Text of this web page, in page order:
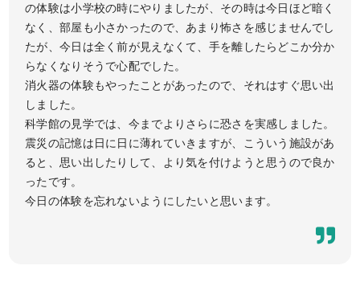
の体験は小学校の時にやりましたが、その時は今日ほど暗く
なく、部屋も小さかったので、あまり怖さを感じませんでし
たが、今日は全く前が見えなくて、手を離したらどこか分か
らなくなりそうで心配でした。
消火器の体験もやったことがあったので、それはすぐ思い出
しました。
科学館の見学では、今までよりさらに恐さを実感しました。
震災の記憶は日に日に薄れていきますが、こういう施設があ
ると、思い出したりして、より気を付けようと思うので良か
ったです。
今日の体験を忘れないようにしたいと思います。